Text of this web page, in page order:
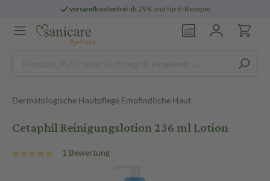
versandkostenfreiab 29 € und für E-Rezepte
Dermatologische Hautpflege Empfindliche Haut
Cetaphil Reinigungslotion 236 ml Lotion
1 Bewertung